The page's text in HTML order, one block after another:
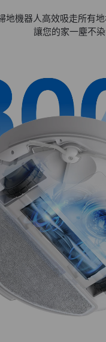
地機器人高效吸走所有
讓您的家一塵不染